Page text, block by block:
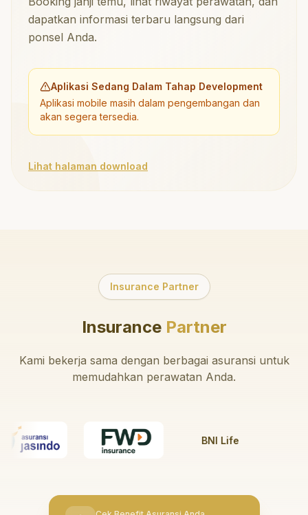
dapatkan informasi terbaru langsung dari
ponsel Anda.
Aplikasi Sedang Dalam Tahap Development
Aplikasi mobile masih dalam pengembangan dan
akan segera tersedia.
Lihat halaman download
Insurance Partner
InsurancePartner
Kami bekerja sama dengan berbagai asuransi untuk
memudahkan perawatan Anda.
BNI Life